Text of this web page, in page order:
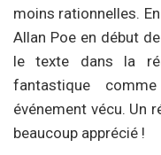
moins rationnelles.
Allan Poe en début
le texte dans la
fantastique
événement vécu. Un
beaucoup apprécié !